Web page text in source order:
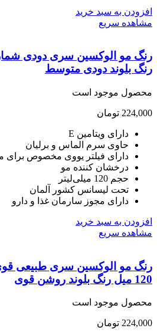
به سبد خرید
سریع
بلوند دودی متوسط
موجود است
تومان
دارای ویتامین E
حاوی سرم الماس و برلیان
دارای فیلتر یووی مخصوص برای
درخشان کننده مو
حجم 120 میلی‌لیتر
تحت لیسانس کشور آلمان
دارای مجوز سارمان غذا و دارو
به سبد خرید
سریع
قوی
موجود است
تومان